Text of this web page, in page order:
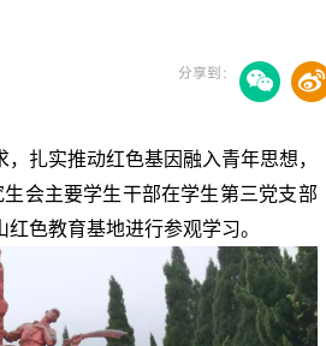
分享到：
实推动红色基因融入青年思想，
会主要学生干部在学生第三党支部
色教育基地进行参观学习。
工